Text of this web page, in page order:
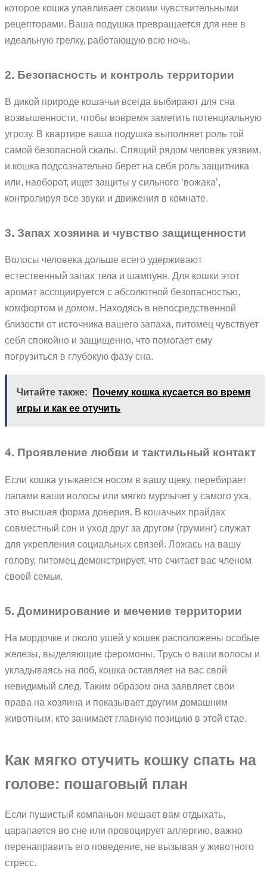
которое кошка улавливает своими чувствительными
рецепторами. Ваша подушка превращается для нее в
идеальную грелку, работающую всю ночь.
2. Безопасность и контроль территории
В дикой природе кошачьи всегда выбирают для сна
возвышенности, чтобы вовремя заметить потенциальную
угрозу. В квартире ваша подушка выполняет роль той
самой безопасной скалы. Спящий рядом человек уязвим,
и кошка подсознательно берет на себя роль защитника
или, наоборот, ищет защиты у сильного ‘вожака’,
контролируя все звуки и движения в комнате.
3. Запах хозяина и чувство защищенности
Волосы человека дольше всего удерживают
естественный запах тела и шампуня. Для кошки этот
аромат ассоциируется с абсолютной безопасностью,
комфортом и домом. Находясь в непосредственной
близости от источника вашего запаха, питомец чувствует
себя спокойно и защищенно, что помогает ему
погрузиться в глубокую фазу сна.
Читайте также:
Почему кошка кусается во время
игры и как ее отучить
4. Проявление любви и тактильный контакт
Если кошка утыкается носом в вашу щеку, перебирает
лапами ваши волосы или мягко мурлычет у самого уха,
это высшая форма доверия. В кошачьих прайдах
совместный сон и уход друг за другом (груминг) служат
для укрепления социальных связей. Ложась на вашу
голову, питомец демонстрирует, что считает вас членом
своей семьи.
5. Доминирование и мечение территории
На мордочке и около ушей у кошек расположены особые
железы, выделяющие феромоны. Трусь о ваши волосы и
укладываясь на лоб, кошка оставляет на вас свой
невидимый след. Таким образом она заявляет свои
права на хозяина и показывает другим домашним
животным, кто занимает главную позицию в этой стае.
Как мягко отучить кошку спать на
голове: пошаговый план
Если пушистый компаньон мешает вам отдыхать,
царапается во сне или провоцирует аллергию, важно
перенаправить его поведение, не вызывая у животного
стресс.